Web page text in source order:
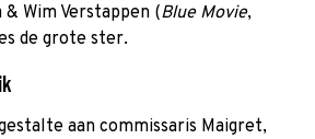
Wim Verstappen (Blue Movie,
de grote ster.
aan commissaris Maigret,